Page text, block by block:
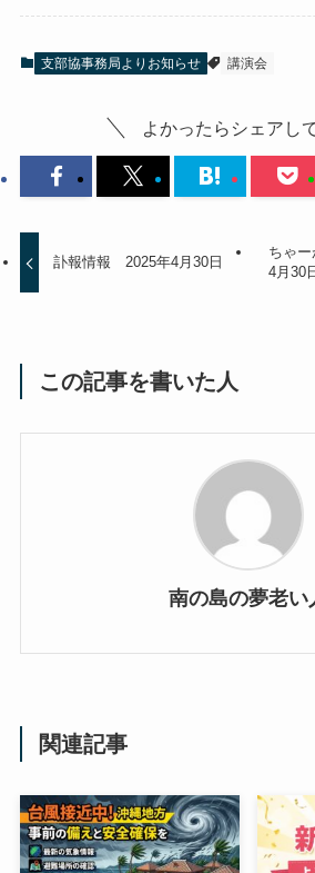
支部協事務局よりお知らせ 講演会
よかったらシェアし
訃報情報 2025年4月30日
ちゃ
4月30
この記事を書いた人
南の島の夢老い
関連記事